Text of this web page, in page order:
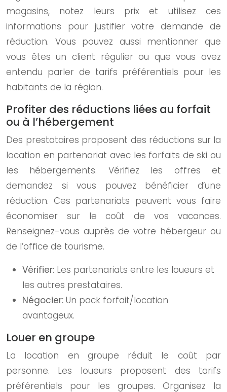
magasins, notez leurs prix et utilisez ces
informations pour justifier votre demande de
réduction. Vous pouvez aussi mentionner que
vous êtes un client régulier ou que vous avez
entendu parler de tarifs préférentiels pour les
habitants de la région.
Profiter des réductions liées au forfait
ou à l’hébergement
Des prestataires proposent des réductions sur la
location en partenariat avec les forfaits de ski ou
les hébergements. Vérifiez les offres et
demandez si vous pouvez bénéficier d’une
réduction. Ces partenariats peuvent vous faire
économiser sur le coût de vos vacances.
Renseignez-vous auprès de votre hébergeur ou
de l’office de tourisme.
Vérifier: Les partenariats entre les loueurs et
les autres prestataires.
Négocier: Un pack forfait/location
avantageux.
Louer en groupe
La location en groupe réduit le coût par
personne. Les loueurs proposent des tarifs
préférentiels pour les groupes. Organisez la